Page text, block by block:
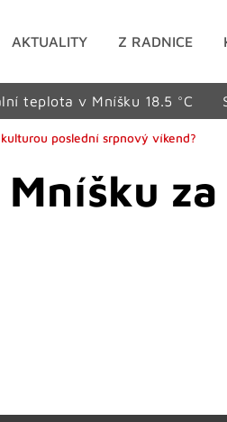
AKTUALITY Z RADNICE
teplota v Mníšku 18.5 °C
poslední srpnový víkend?